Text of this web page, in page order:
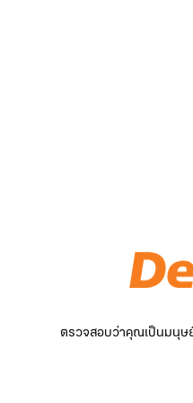
ตรวจสอบว่าคุณเป็นมนุษ